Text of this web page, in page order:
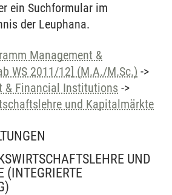
ein Suchformular im
der Leuphana.
Management &
WS 2011/12] (M.A./M.Sc.) ->
& Financial Institutions ->
und Kapitalmärkte
UND
(INTEGRIERTE